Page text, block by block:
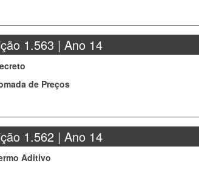
1.563 | Ano 14
de Preços
1.562 | Ano 14
Aditivo